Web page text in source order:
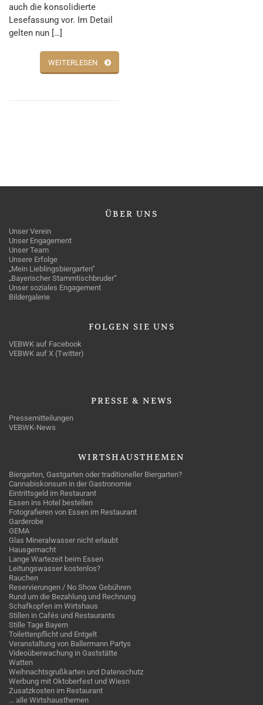
auch die konsolidierte
Lesefassung vor. Im Detail
gelten nun […]
WEITERLESEN
ÜBER UNS
Unser Verein
Unser Engagement
Unser Team
Unsere Erfolge
„Mein Lieblingsbiergarten“
„Bayerischer Stammtischbruder“
Unser soziales Engagement
Bildergalerie
FOLGEN SIE UNS
VEBWK auf Facebook
VEBWK auf X (Twitter)
PRESSE & NEWS
Pressemitteilungen
VEBWK-News
WIRTSHAUSTHEMEN
Biergarten, Gastgarten oder traditioneller Biergarten?
Cannabiskonsum in der Gastronomie
Eintrittsgeld im Restaurant
Essen ins Hotel bestellen
Fotografieren von Essen im Restaurant
Garderobe
GEMA
Glas Mineralwasser nicht erlaubt
Hausgemacht
Lange Wartezeit beim Essen
Leitungswasser kostenlos?
Rauchen
Reservierungen / No Show Gebühren
Rund um die Bezahlung und Rechnung
Schafkopfen im Wirtshaus
Stillen in Cafés und Restaurants
Stille Tage Bayern
Toilettenpflicht und Entgelt
Veranstaltung von Ballermann Partys
Videoüberwachung in Gaststätte
Watten
Weihnachtsgrußkarten und Datenschutz
Werbung mit Oktoberfest und Wiesn
Zusatzkosten im Restaurant
… alle Wirtshausthemen